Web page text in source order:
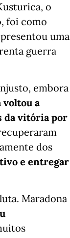
o
foi como
uma
guerra
embora
voltou a
da vitória por
dos
e entregar
Maradona